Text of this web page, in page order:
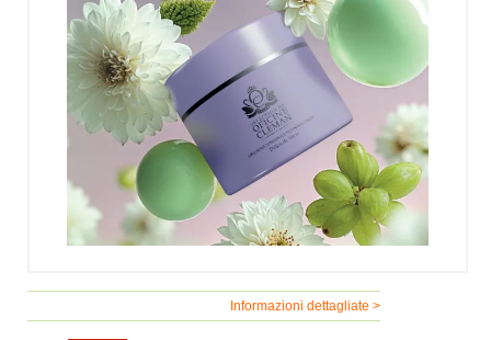
Informazioni dettagliate >